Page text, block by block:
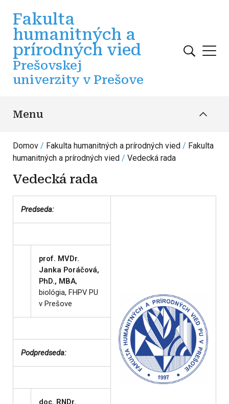
Fakulta
humanitných a
prírodných vied
Prešovskej
univerzity v Prešove
Menu
Domov Fakulta humanitných a prírodných vied
Fakulta
humanitných a prírodných vied
Vedecká rada
Vedecká rada
Predseda:
prof. MVDr.
Janka Poráčová,
PhD., MBA,
biológia, FHPV PU
v Prešove
Podpredseda:
doc. RNDr.